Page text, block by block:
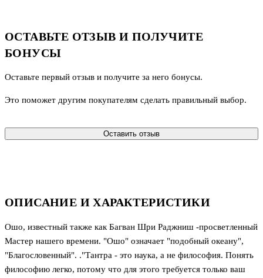
ОПИСАНИЕ И ХАРАКТЕРИСТИКИ
Ошо, известный также как Багван Шри Раджниш -просветленный
Мастер нашего времени. "Ошо" означает "подобный океану",
"Благословенный". ."Тантра - это наука, а не философия. Понять
философию легко, потому что для этого требуется только ваш
ОСТАВЬТЕ ОТЗЫВ И ПОЛУЧИТЕ
БОНУСЫ
Оставьте первый отзыв и получите за него бонусы.
Это поможет другим покупателям сделать правильный выбор.
Оставить отзыв